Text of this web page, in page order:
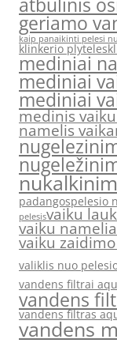
geriamo
kaip panaikinti pelesi
klinkerio plyteles
mediniai
mediniai
mediniai
medinis
namelis
padangospelesio
pelesisvaiku
vaiku
vaiku
valiklis nuo
vandens filtrai
vandens
vandens filtras
vandens